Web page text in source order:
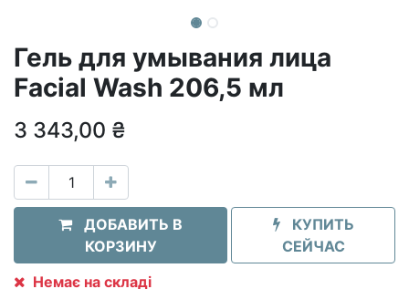
Гель для умывания лица
Facial Wash 206,5 мл
3 343,00 ₴
ДОБАВИТЬ В
КОРЗИНУ
КУПИТЬ
СЕЙЧАС
Немає на складі